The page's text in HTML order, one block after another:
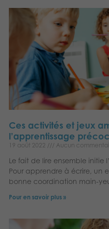
Ces activités et jeux
l’apprentissage
19 août 2022 Aucun
Le fait de lire ensemble initie
Pour apprendre à écrire, un
bonne coordination main-
Pour en savoir plus »